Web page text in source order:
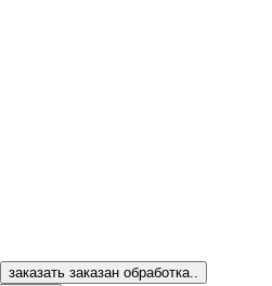
заказать заказан обработка..